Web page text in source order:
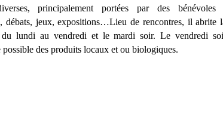
principalement portées par des bénévoles
débats, jeux, expositions…Lieu de rencontres, il abrite
lundi au vendredi et le mardi soir. Le vendredi
des produits locaux et ou biologiques.